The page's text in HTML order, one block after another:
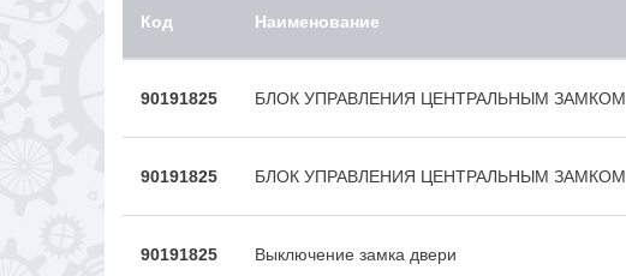
Код Наименование
90191825 БЛОК УПРАВЛЕНИЯ ЦЕНТРАЛЬНЫМ ЗАМКОМ
90191825 БЛОК УПРАВЛЕНИЯ ЦЕНТРАЛЬНЫМ ЗАМКОМ
90191825 Выключение замка двери